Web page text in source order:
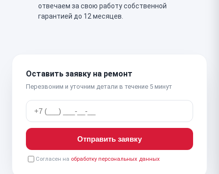
отвечаем за свою работу собственной
гарантией до 12 месяцев.
Оставить заявку на ремонт
Перезвоним и уточним детали в течение 5 минут
Отправить заявку
Согласен на обработку персональных данных